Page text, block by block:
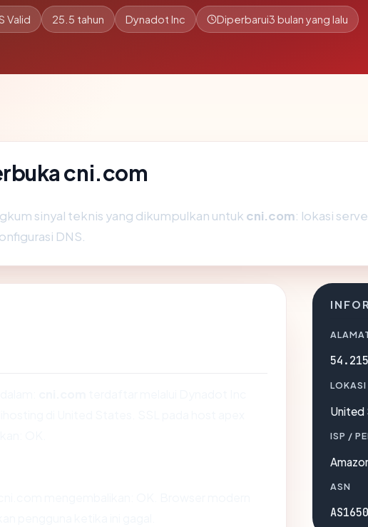
Valid 25.5 tahun Dynadot Inc Diperbarui3 bulan yang lalu
cni.com
sinyal teknis yang dikumpulkan untuk cni.com: lokasi
DNS.
LOKASI
United
ISP /
ASN